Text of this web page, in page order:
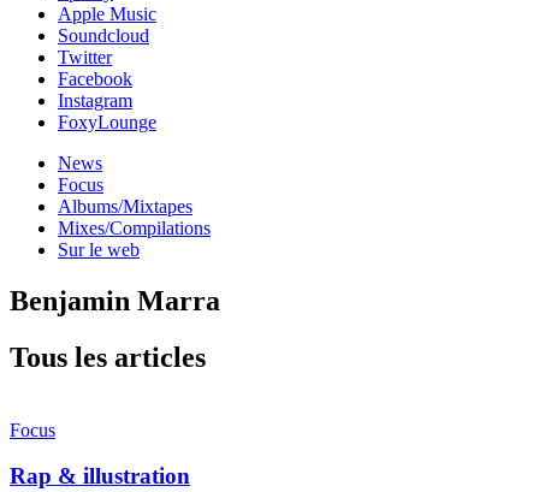
Apple Music
Soundcloud
Twitter
Facebook
Instagram
FoxyLounge
News
Focus
Albums/Mixtapes
Mixes/Compilations
Sur le web
Benjamin Marra
Tous les articles
Focus
Rap & illustration